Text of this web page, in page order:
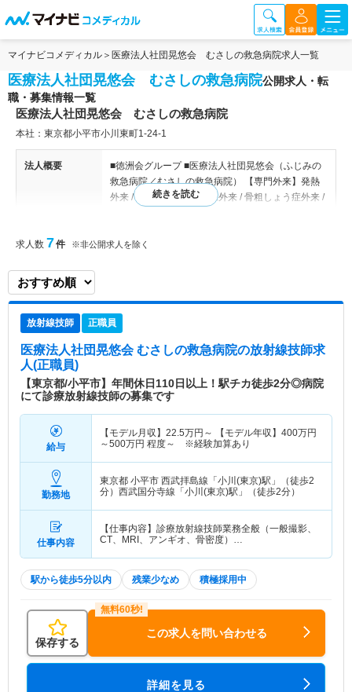
マイナビコメディカル 医療法人社団晃悠会 むさしの救急病院求人一覧
医療法人社団晃悠会 むさしの救急病院公開求人・転
職・募集情報一覧
医療法人社団晃悠会 むさしの救急病院
本社：東京都小平市小川東町1-24-1
法人概要
■徳洲会グループ ■医療法人社団晃悠会（ふじみの
救急病院／むさしの救急病院） 【専門外来】発熱
外来 / 花粉症外来 / 甲状腺外来 / 骨粗しょう症外来 /
病院情報補足 電子カルテ導入済み
特色
んのために」をモットーに、信頼される病院を目指
求人数 7件 ※非公開求人を除く
放射線技師 正職員
医療法人社団晃悠会 むさしの救急病院の放射線技師求
人(正職員)
【東京都/小平市】年間休日110日以上！駅チカ徒歩2分◎病院
にて診療放射線技師の募集です
給与
【モデル月収】 22.5万円～ 【モデル年収】 400万円
～500万円 程度～ ※経験加算あり
勤務地
東京都 小平市 西武拝島線「小川(東京)駅」（徒歩2
分）西武国分寺線「小川(東京)駅」（徒歩2分）
仕事内容
【仕事内容】診療放射線技師業務全般（一般撮影、
CT、MRI、アンギオ、骨密度）…
駅から徒歩5分以内 残業少なめ 積極採用中
保存する
この求人を問い合わせる
詳細を見る